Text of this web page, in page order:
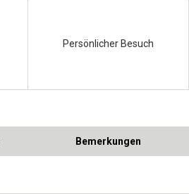
Persönlicher Besuch
Bemerkungen